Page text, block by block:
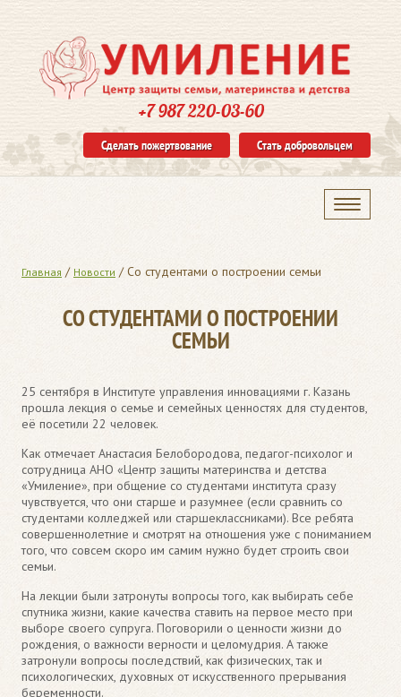
+7 987 220-03-60
Стать добровольцем
Сделать пожертвование
Главная / Новости / Со студентами о построении семьи
СО СТУДЕНТАМИ О ПОСТРОЕНИИ
СЕМЬИ
25 сентября в Институте управления инновациями г. Казань
прошла лекция о семье и семейных ценностях для студентов,
её посетили 22 человек.
Как отмечает Анастасия Белобородова, педагог-психолог и
сотрудница АНО «Центр защиты материнства и детства
«Умиление», при общение со студентами института сразу
чувствуется, что они старше и разумнее (если сравнить со
студентами колледжей или старшеклассниками). Все ребята
совершеннолетние и смотрят на отношения уже с пониманием
того, что совсем скоро им самим нужно будет строить свои
семьи.
На лекции были затронуты вопросы того, как выбирать себе
спутника жизни, какие качества ставить на первое место при
выборе своего супруга. Поговорили о ценности жизни до
рождения, о важности верности и целомудрия. А также
затронули вопросы последствий, как физических, так и
психологических, духовных от искусственного прерывания
беременности.